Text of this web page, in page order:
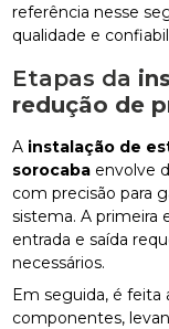
referência nesse
qualidade e
Etapas da
redução de
A instalação de
sorocaba envolve
com precisão para
sistema. A primeira
entrada e saída
necessários.
Em seguida, é feita
componentes,